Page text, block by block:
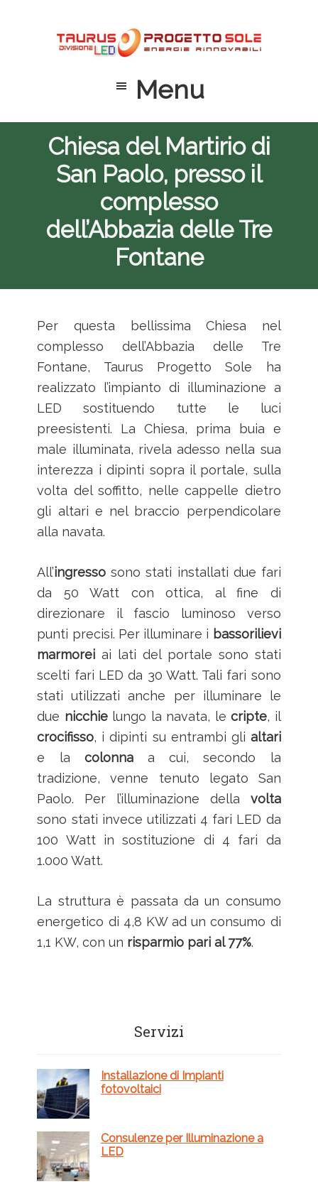
contenuto
Menu
Chiesa del Martirio di
San Paolo, presso il
complesso
dell’Abbazia delle Tre
Fontane
Per questa bellissima Chiesa nel
complesso dell’Abbazia delle Tre
Fontane, Taurus Progetto Sole ha
realizzato l’impianto di illuminazione a
LED sostituendo tutte le luci
preesistenti. La Chiesa, prima buia e
male illuminata, rivela adesso nella sua
interezza i dipinti sopra il portale, sulla
volta del soffitto, nelle cappelle dietro
gli altari e nel braccio perpendicolare
alla navata.
All’ingresso sono stati installati due fari
da 50 Watt con ottica, al fine di
direzionare il fascio luminoso verso
punti precisi. Per illuminare i bassorilievi
marmorei ai lati del portale sono stati
scelti fari LED da 30 Watt. Tali fari sono
stati utilizzati anche per illuminare le
due nicchielungo la navata, lecripte, il
crocifisso, i dipinti su entrambi gli altari
e la colonnaa cui, secondo la
tradizione, venne tenuto legato San
Paolo. Per l’illuminazione della volta
sono stati invece utilizzati 4 fari LED da
100 Watt in sostituzione di 4 fari da
1.000 Watt.
La struttura è passata da un consumo
energetico di 4,8 KW ad un consumo di
1,1 KW, con un risparmio pari al 77%.
primaria
Servizi
Installazione di Impianti
fotovoltaici
Consulenze per Illuminazione a
LED